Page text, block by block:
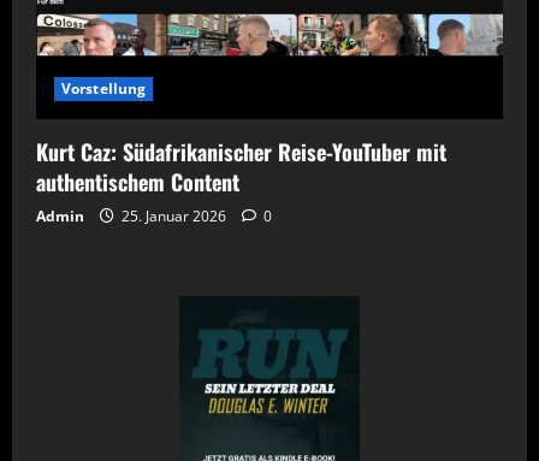
Vorstellung
Kurt Caz: Südafrikanischer Reise-YouTuber mit
authentischem Content
Admin 25. Januar 2026 0